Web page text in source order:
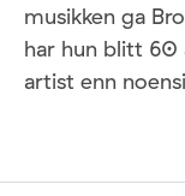
musikken ga
har hun blitt 60
artist enn